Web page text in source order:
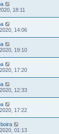
18:11
14:06
19:10
17:20
12:33
17:22
01:13